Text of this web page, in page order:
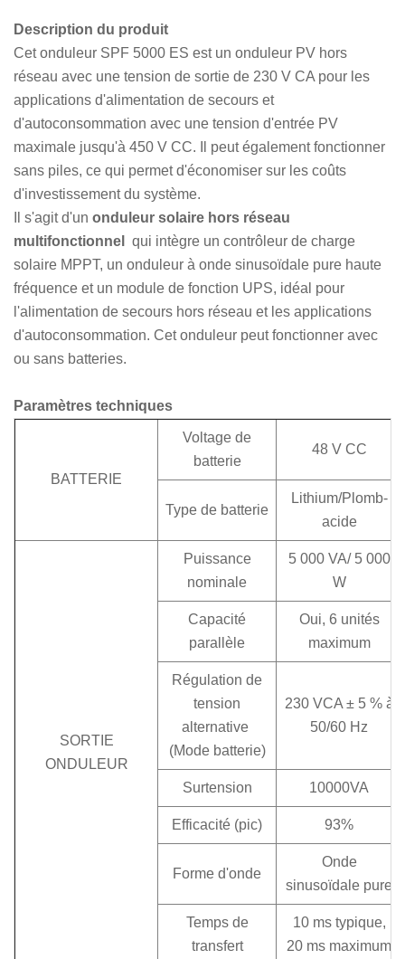
Description du produit
Cet onduleur SPF 5000 ES est un onduleur PV hors
réseau avec une tension de sortie de 230 V CA pour les
applications d'alimentation de secours et
d'autoconsommation avec une tension d'entrée PV
maximale jusqu'à 450 V CC. Il peut également fonctionner
sans piles, ce qui permet d'économiser sur les coûts
d'investissement du système.
Il s'agit d'un onduleur solaire hors réseau
multifonctionnel
qui intègre un contrôleur de charge
solaire MPPT, un onduleur à onde sinusoïdale pure haute
fréquence et un module de fonction UPS, idéal pour
l'alimentation de secours hors réseau et les applications
d'autoconsommation. Cet onduleur peut fonctionner avec
ou sans batteries.
Paramètres techniques
BATTERIE
Voltage de
batterie
48 V CC
Type de batterie
Lithium/Plomb-
acide
SORTIE
ONDULEUR
Puissance
nominale
5 000 VA/ 5 000
W
Capacité
parallèle
Oui, 6 unités
maximum
Régulation de
tension
alternative
(Mode batterie)
230 VCA ± 5 % à
50/60 Hz
Surtension 10000VA
Efficacité (pic) 93%
Forme d'onde
Onde
sinusoïdale pure
Temps de
transfert
10 ms typique,
20 ms maximum